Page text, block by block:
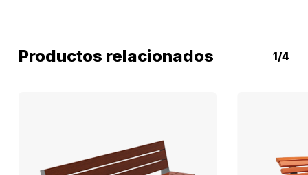
Productos relacionados 1/4